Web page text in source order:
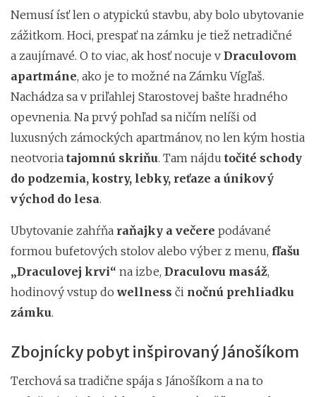
Nemusí ísť len o atypickú stavbu, aby bolo ubytovanie
zážitkom. Hoci, prespať na zámku je tiež netradičné
a zaujímavé. O to viac, ak hosť nocuje v Draculovom
apartmáne, ako je to možné na Zámku Vígľaš.
Nachádza sa v priľahlej Starostovej bašte hradného
opevnenia. Na prvý pohľad sa ničím nelíši od
luxusných zámockých apartmánov, no len kým hostia
neotvoria tajomnú skriňu. Tam nájdu točité schody
do podzemia, kostry, lebky, reťaze a únikový
východ do lesa.
Ubytovanie zahŕňa raňajky a večere podávané
formou bufetových stolov alebo výber z menu, fľašu
„Draculovej krvi“ na izbe, Draculovu masáž,
hodinový vstup dowellness či nočnú prehliadku
zámku.
Zbojnícky pobyt inšpirovaný Jánošíkom
Terchová sa tradične spája s Jánošíkom a na to